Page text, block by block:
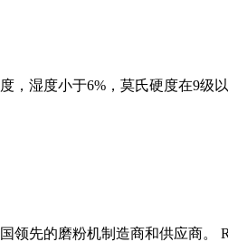
湿度小于6%，莫氏硬度在9级
先的磨粉机制造商和供应商